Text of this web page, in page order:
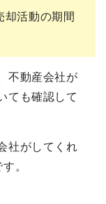
却活動の期間
不動産会社が
ても確認して
社がしてくれ
す 。